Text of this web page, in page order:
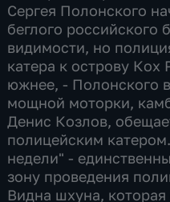
Сергея Полонского
беглого российского
видимости, но
катера к острову Кох
южнее, - Полонского
мощной моторки,
Денис Козлов,
полицейским
недели" -
зону проведения
Видна шхуна,